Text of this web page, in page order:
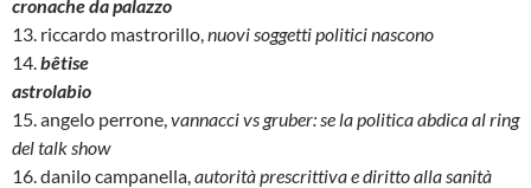
cronache da palazzo
13. riccardo mastrorillo,nuovi soggetti politici nascono
14.bêtise
astrolabio
15. angelo perrone,vannacci vs gruber: se la politica abdica al ring
del talk show
16. danilo campanella,autorità prescrittiva e diritto alla sanità